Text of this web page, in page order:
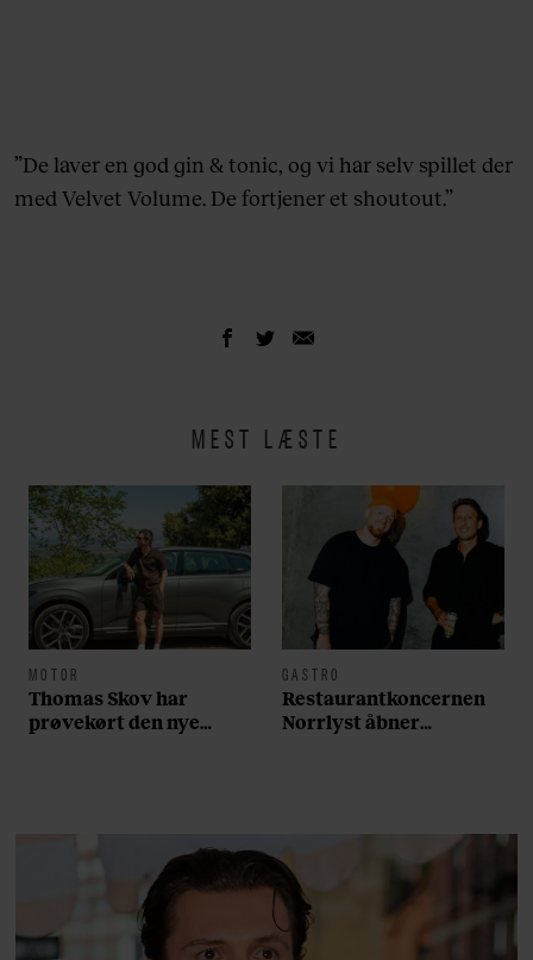
”De laver en god gin & tonic, og vi har selv spillet der
med Velvet Volume. De fortjener et shoutout.”
MEST LÆSTE
MOTOR
Thomas Skov har
prøvekørt den nye
GASTRO
Restaurantkoncernen
Norrlyst åbner